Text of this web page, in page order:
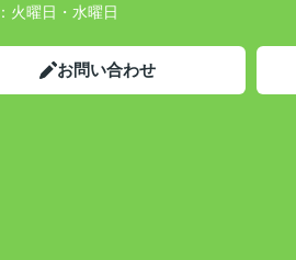
火曜日・水曜日
お問い合わせ